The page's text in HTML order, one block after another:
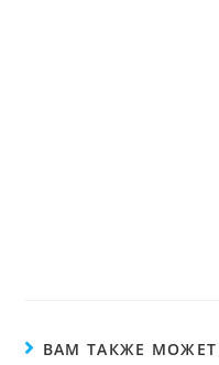
ВАМ ТАКЖЕ